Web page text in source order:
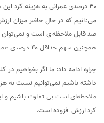
۴۰ درصدی عمرانی به هزینه‌ کرد
می‌دانیم که در حال حاضر میزان
صد قابل ملاحظه‌ای است و
همچنین سهم حداقل ۴۰ درصدی عمرانی به اهداف بودجه رسید.
داشته باشیم نمی‌توانیم نسبت به
ملاحظه‌ای است بی تفاوت باشیم و
کرد ارزش افزوده است.